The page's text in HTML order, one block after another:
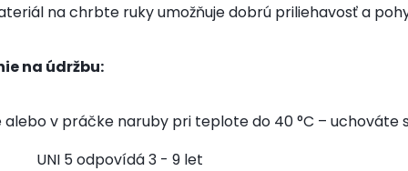
na chrbte ruky umožňuje dobrú priliehavosť a
na údržbu:
v práčke naruby pri teplote do 40 °C – uchováte
UNI 5 odpovídá 3 - 9 let